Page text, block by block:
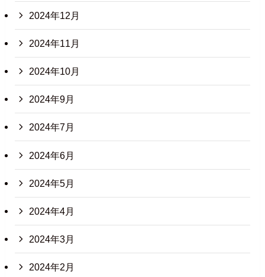
2024年12月
2024年11月
2024年10月
2024年9月
2024年7月
2024年6月
2024年5月
2024年4月
2024年3月
2024年2月